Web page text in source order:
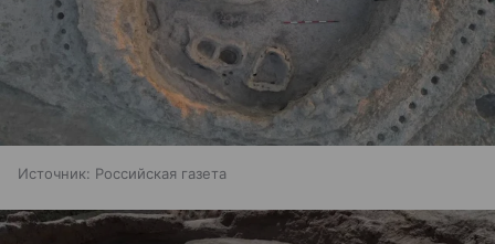
Источник: Российская газета